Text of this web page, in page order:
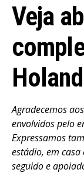
Veja
Agradecemos
envolvidos pelo
Expressamos
estádio, em
seguido e